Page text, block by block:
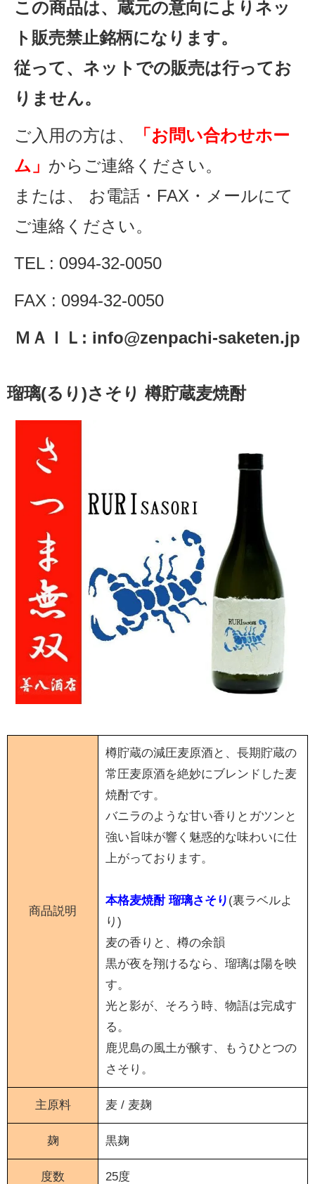
この商品は、蔵元の意向によりネッ
ト販売禁止銘柄になります。
従って、ネットでの販売は行ってお
りません。
ご入用の方は、
「お問い合わせホー
ム」 からご連絡ください。
または、 お電話・FAX・メールにて
ご連絡ください。
TEL : 0994-32-0050
FAX : 0994-32-0050
ＭＡＩＬ: info@zenpachi-saketen.jp
瑠璃(るり)さそり 樽貯蔵麦焼酎
商品説明
樽貯蔵の減圧麦原酒と、長期貯蔵の
常圧麦原酒を絶妙にブレンドした麦
焼酎です。
バニラのような甘い香りとガツンと
強い旨味が響く魅惑的な味わいに仕
上がっております。
本格麦焼酎 瑠璃さそり (裏ラベルよ
り)
麦の香りと、樽の余韻
黒が夜を翔けるなら、瑠璃は陽を映
す。
光と影が、そろう時、物語は完成す
る。
鹿児島の風土が醸す、もうひとつの
さそり。
主原料 麦 / 麦麹
麹 黒麹
度数 25度